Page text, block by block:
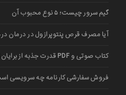
گیم سرور چیست؛ ۵ نوع محبوب آن
آیا مصرف قرص پنتوپرازول در درمان
کتاب صوتی و PDF قدرت جذبه از برایان تریسی
فروش سفارشی کارنامه چه سرویسی